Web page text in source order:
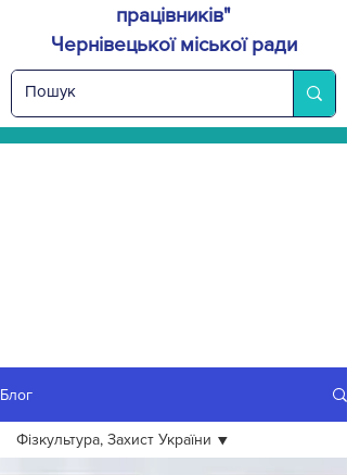
працівників"
Чернівецької міської ради
Блог
Фізкультура, Захист України